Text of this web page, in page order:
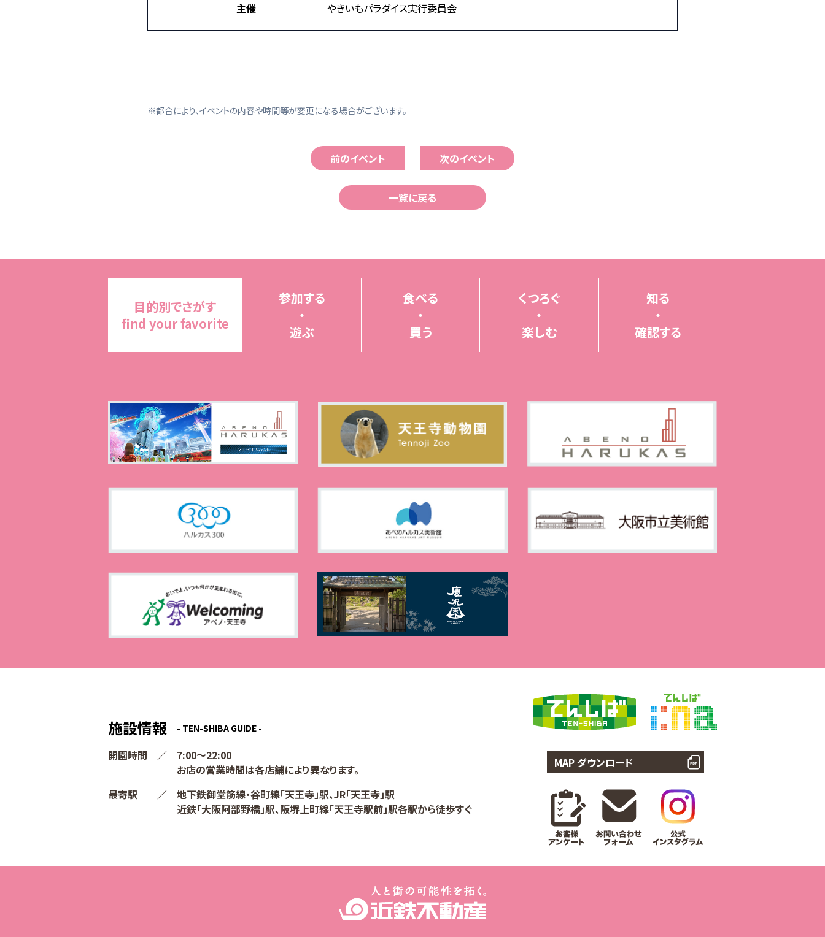
主催
やきいもパラダイス実行委員会
※都合により、イベントの内容や時間等が変更になる場合がございます。
前のイベント 次のイベント
一覧に戻る
目的別でさがす
find your favorite
参加する
・
遊ぶ
食べる
・
買う
くつろぐ
・
楽しむ
知る
・
確認する
施設情報 - TEN-SHIBA GUIDE -
開園時間
7:00〜22:00
お店の営業時間は各店舗により異なります。
最寄駅
地下鉄御堂筋線・谷町線「天王寺」駅、JR「天王寺」駅
近鉄「大阪阿部野橋」駅、阪堺上町線「天王寺駅前」駅各駅から徒歩すぐ
MAP ダウンロード